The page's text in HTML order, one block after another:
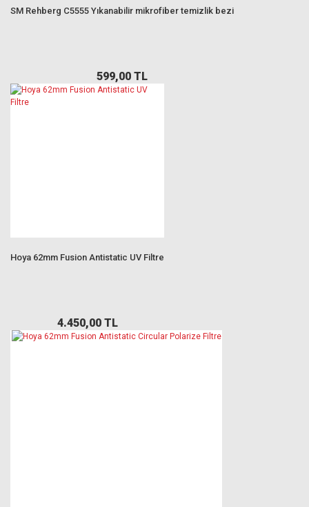
SM Rehberg C5555 Yıkanabilir mikrofiber temizlik bezi
599,00 TL
Hoya 62mm Fusion Antistatic UV Filtre
4.450,00 TL